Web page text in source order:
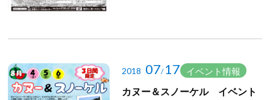
2018 07/ 17
イベント情報
カヌー＆スノーケル イベント